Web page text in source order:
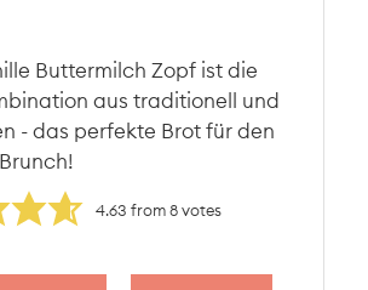
Buttermilch Zopf ist die
aus traditionell und
- das perfekte Brot für den
4.63 from8votes